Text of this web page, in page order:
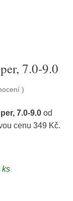
7.0-9.0
)
7.0-9.0 od
cenu 349 Kč.
ks